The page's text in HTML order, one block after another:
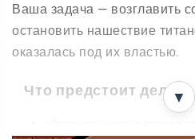
Ваша задача — возглавить
остановить нашествие
оказалась под их властью.
Что предстоит делать
▼